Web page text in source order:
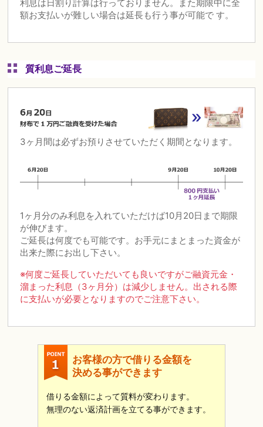
利息は日割り計算は行っておりません。また期限中に全
額お支払いが難しい場合は延長も行う事が可能で す。
質利息ご延長
3ヶ月間は必ずお預りさせていただく期間となります。
1ヶ月分のみ利息を入れていただけば10月20日まで期限
が伸びます。
ご延長は何度でも可能です。お手元にまとまった資金が
出来た際にお出し下さい。
※何度ご延長していただいても良いですがご融資元金・
溜まった利息（3ヶ月分）は減少しません。出される際
に支払いが必要となりますのでご注意下さい。
お客様の方で借りる金額を
決める事ができます
借りる金額によって質料が変わります。
無理のない返済計画を立てる事ができます。